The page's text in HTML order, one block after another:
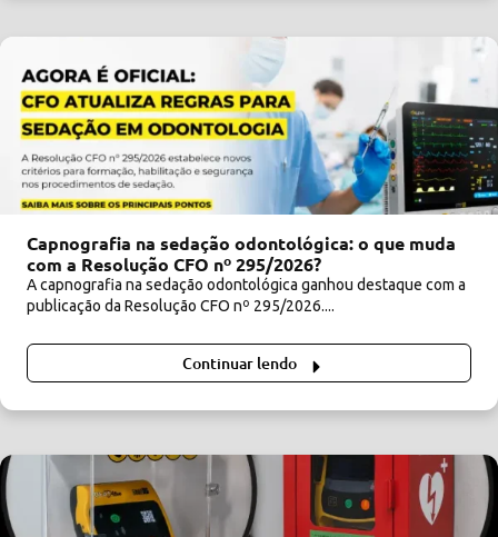
Capnografia na sedação odontológica: o que muda
com a Resolução CFO nº 295/2026?
A capnografia na sedação odontológica ganhou destaque com a
publicação da Resolução CFO nº 295/2026....
Continuar lendo